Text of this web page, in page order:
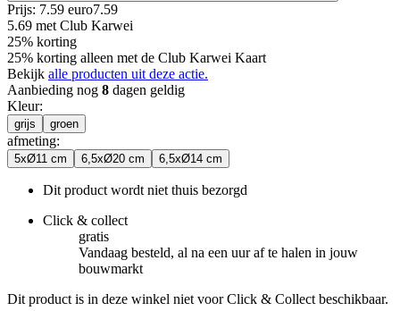
Prijs: 7.59 euro7.59
5.69 met Club Karwei
25% korting
25% korting alleen met de Club Karwei Kaart
Bekijk alle producten uit deze actie.
Aanbieding nog 8 dagen geldig
Kleur:
grijs groen
afmeting:
5xØ11 cm 6,5xØ20 cm 6,5xØ14 cm
Dit product wordt niet thuis bezorgd
Click & collect
gratis
Vandaag besteld, al na een uur af te halen in jouw
bouwmarkt
Dit product is in deze winkel niet voor Click & Collect beschikbaar.